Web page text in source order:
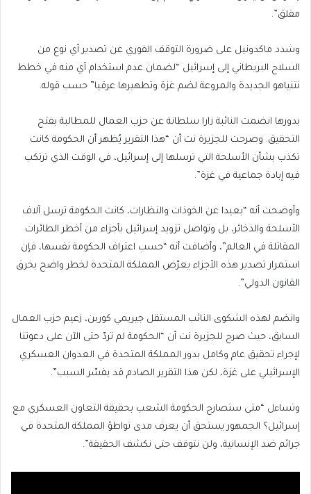
مقلق”.
وشدد ماكدونيل على ضرورة التوقف الفوري عن تصدير أي نوع من
السلاح البريطاني إلى إسرائيل “لضمان عدم استخدام أي منه في خطط
نتنياهو الجديدة والمروعة لضم غزة وتطهيرها عرقيا” حسب قوله.
بدورها انضمت النائبة زارا سلطانة عن حزب العمال للمطالبة بفتح
التحقيق. وصرحت للجزيرة نت أن “هذا التقرير يُظهر أن الحكومة كانت
تكذب بشأن الأسلحة التي ترسلها إلى إسرائيل، في الوقت الذي ترتكب
فيه إبادة جماعية في غزة”.
وأوضحت أنه “بعيدا عن الخوذات والنظارات، كانت الحكومة ترسل آلاف
الأسلحة والذخائر، بل وتواصل تزويد إسرائيل بأجزاء من أخطر الطائرات
المقاتلة في العالم”، وأضافت أنه “حسب اعتراف الحكومة نفسها، فإن
استمرار تصدير هذه الأجزاء يعرّض المملكة المتحدة لخطر واضح بخرق
القانون الدولي”.
وانضم لهذه الشكوى النائب المستقل جيريمي كوربن، زعيم حزب العمال
السابق، حيث صرح للجزيرة نت أن “الحكومة لم تردّ حتى الآن على دعوتنا
لإجراء تحقيق عام وكامل بدور المملكة المتحدة في العدوان العسكري
الإسرائيلي على غزة، لكن هذا التقرير الصادم قد يفسّر السبب”.
وتساءل “متى ستصارح الحكومة الشعب بحقيقة التعاون العسكري مع
إسرائيل؟ الجمهور يستحق أن يعرف مدى تواطؤ المملكة المتحدة في
جرائم ضد الإنسانية، ولن نتوقف حتى نكشف الحقيقة”.